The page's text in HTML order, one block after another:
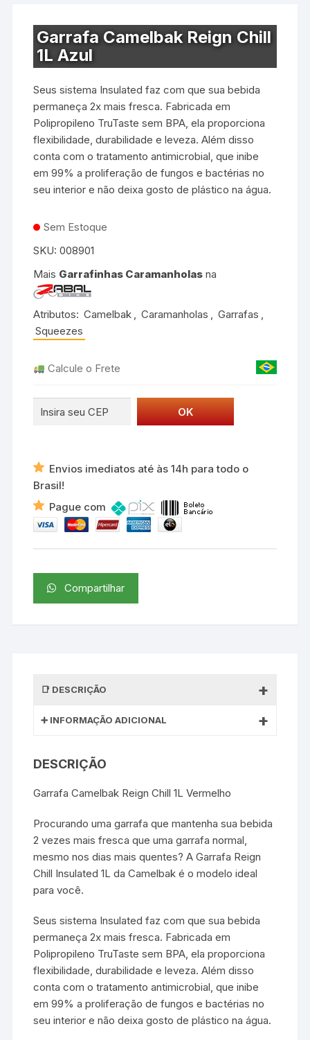
Garrafa Camelbak Reign Chill
1L Azul
Seus sistema Insulated faz com que sua bebida
permaneça 2x mais fresca. Fabricada em
Polipropileno TruTaste sem BPA, ela proporciona
flexibilidade, durabilidade e leveza. Além disso
conta com o tratamento antimicrobial, que inibe
em 99% a proliferação de fungos e bactérias no
seu interior e não deixa gosto de plástico na água.
Sem Estoque
SKU:008901
Mais Garrafinhas Caramanholas na
Atributos: Camelbak , Caramanholas , Garrafas ,
Squeezes
Calcule o Frete
Envios imediatos até às 14h para todo o
Brasil!
Pague com
Compartilhar
DESCRIÇÃO
INFORMAÇÃO ADICIONAL
DESCRIÇÃO
Garrafa Camelbak Reign Chill 1L Vermelho
Procurando uma garrafa que mantenha sua bebida
2 vezes mais fresca que uma garrafa normal,
mesmo nos dias mais quentes? A Garrafa Reign
Chill Insulated 1L da Camelbak é o modelo ideal
para você.
Seus sistema Insulated faz com que sua bebida
permaneça 2x mais fresca. Fabricada em
Polipropileno TruTaste sem BPA, ela proporciona
flexibilidade, durabilidade e leveza. Além disso
conta com o tratamento antimicrobial, que inibe
em 99% a proliferação de fungos e bactérias no
seu interior e não deixa gosto de plástico na água.